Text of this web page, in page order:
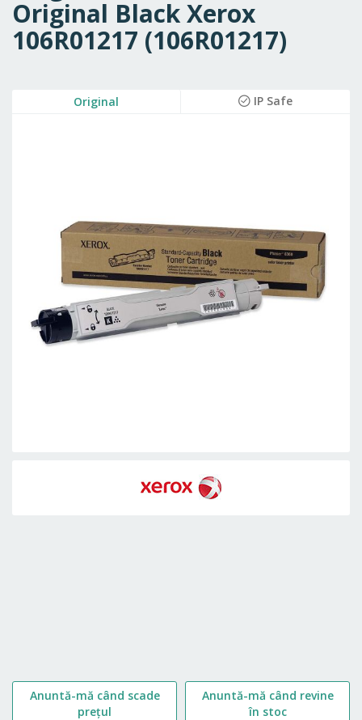
Original Black Xerox
106R01217 (106R01217)
Anuntă-mă când scade
prețul
Anuntă-mă când revine
în stoc
Original IP Safe